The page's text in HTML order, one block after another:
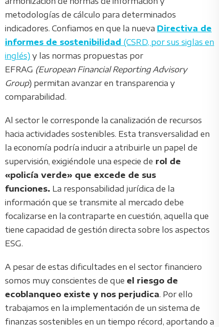
metodologías de cálculo para determinados
indicadores. Confiamos en que la nueva Directiva de
informes de sostenibilidad (CSRD, por sus siglas en
inglés) y las normas propuestas por
EFRAG (European Financial Reporting Advisory
Group) permitan avanzar en transparencia y
comparabilidad.
Al sector le corresponde la canalización de recursos
hacia actividades sostenibles. Esta transversalidad en
la economía podría inducir a atribuirle un papel de
supervisión, exigiéndole una especie de rol de
«policía verde» que excede de sus
funciones. La responsabilidad jurídica de la
información que se transmite al mercado debe
focalizarse en la contraparte en cuestión, aquella que
tiene capacidad de gestión directa sobre los aspectos
ESG.
A pesar de estas dificultades en el sector financiero
somos muy conscientes de que el riesgo de
ecoblanqueo existe y nos perjudica. Por ello
trabajamos en la implementación de un sistema de
finanzas sostenibles en un tiempo récord, aportando a